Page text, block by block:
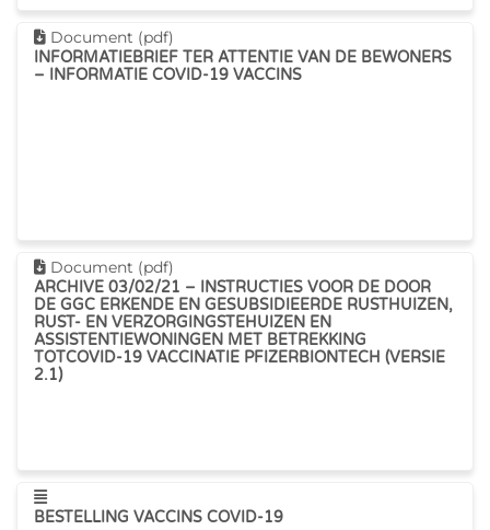
Dit document downloaden
Document (pdf)
INFORMATIEBRIEF TER ATTENTIE VAN DE BEWONERS
– INFORMATIE COVID-19 VACCINS
Dit document downloaden
Document (pdf)
ARCHIVE 03/02/21 – INSTRUCTIES VOOR DE DOOR
DE GGC ERKENDE EN GESUBSIDIEERDE RUSTHUIZEN,
RUST- EN VERZORGINGSTEHUIZEN EN
ASSISTENTIEWONINGEN MET BETREKKING
TOTCOVID-19 VACCINATIE PFIZERBIONTECH (VERSIE
2.1)
Deze pagina tonen
BESTELLING VACCINS COVID-19